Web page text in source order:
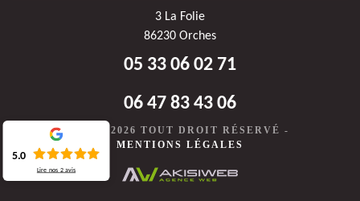
3 La Folie
86230 Orches
05 33 06 02 71
06 47 83 43 06
©2020-2026 TOUT DROIT RÉSERVÉ -
MENTIONS LÉGALES
5.0
Lire nos 2avis